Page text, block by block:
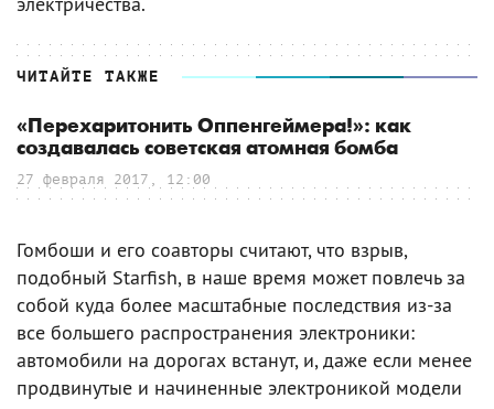
ЧИТАЙТЕ ТАКЖЕ
«Перехаритонить Оппенгеймера!»: как
создавалась советская атомная бомба
27 февраля 2017, 12:00
Гомбоши и его соавторы считают, что взрыв,
подобный Starfish, в наше время может повлечь за
собой куда более масштабные последствия из-за
все большего распространения электроники:
автомобили на дорогах встанут, и, даже если менее
продвинутые и начиненные электроникой модели